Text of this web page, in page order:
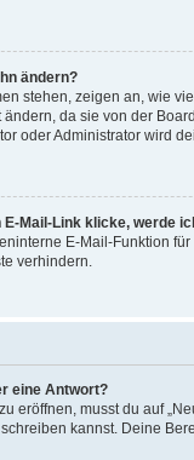
ändern?
stehen, zeigen an, wie
da sie von der
oder Administrator wird
Mail-Link klicke, werde
E-Mail-Funktion
verhindern.
eine Antwort?
eröffnen, musst du auf
kannst. Deine